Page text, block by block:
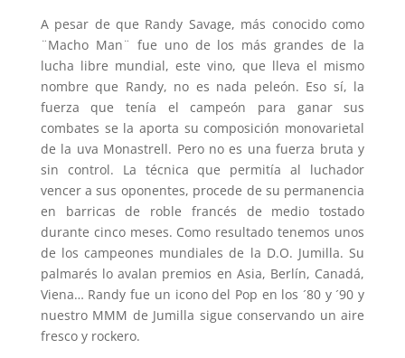
A pesar de que Randy Savage, más conocido como
¨Macho Man¨ fue uno de los más grandes de la
lucha libre mundial, este vino, que lleva el mismo
nombre que Randy, no es nada peleón. Eso sí, la
fuerza que tenía el campeón para ganar sus
combates se la aporta su composición monovarietal
de la uva Monastrell. Pero no es una fuerza bruta y
sin control. La técnica que permitía al luchador
vencer a sus oponentes, procede de su permanencia
en barricas de roble francés de medio tostado
durante cinco meses. Como resultado tenemos unos
de los campeones mundiales de la D.O. Jumilla. Su
palmarés lo avalan premios en Asia, Berlín, Canadá,
Viena… Randy fue un icono del Pop en los ´80 y ´90 y
nuestro MMM de Jumilla sigue conservando un aire
fresco y rockero.